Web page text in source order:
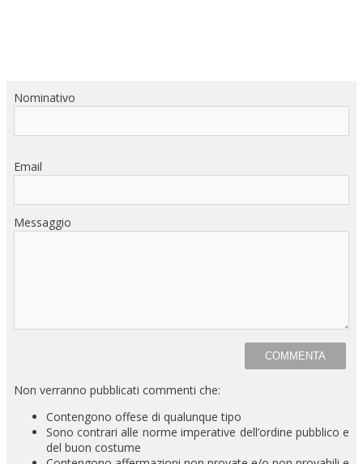
Nominativo
Email
Messaggio
Non verranno pubblicati commenti che:
Contengono offese di qualunque tipo
Sono contrari alle norme imperative dell’ordine pubblico e
del buon costume